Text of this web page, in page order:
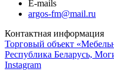
E-mails
argos-fm@mail.ru
Контактная информация
Торговый объект
Республика Беларусь,
Instagram